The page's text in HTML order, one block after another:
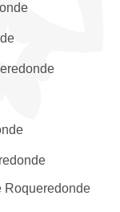
Roqueredonde